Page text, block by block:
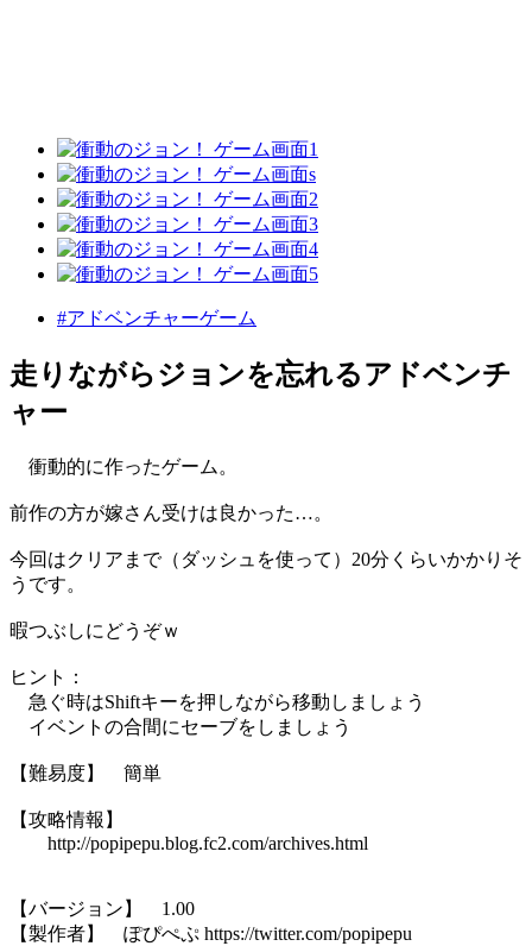
#アドベンチャーゲーム
走りながらジョンを忘れるアドベンチ
ャー
衝動的に作ったゲーム。
前作の方が嫁さん受けは良かった…。
今回はクリアまで（ダッシュを使って）20分くらいかかりそ
うです。
暇つぶしにどうぞｗ
ヒント：
急ぐ時はShiftキーを押しながら移動しましょう
イベントの合間にセーブをしましょう
【難易度】 簡単
【攻略情報】
http://popipepu.blog.fc2.com/archives.html
【バージョン】 1.00
【製作者】 ぽぴぺぷ https://twitter.com/popipepu